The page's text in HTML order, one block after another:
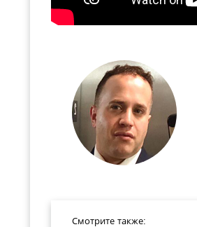
Смотрите также: